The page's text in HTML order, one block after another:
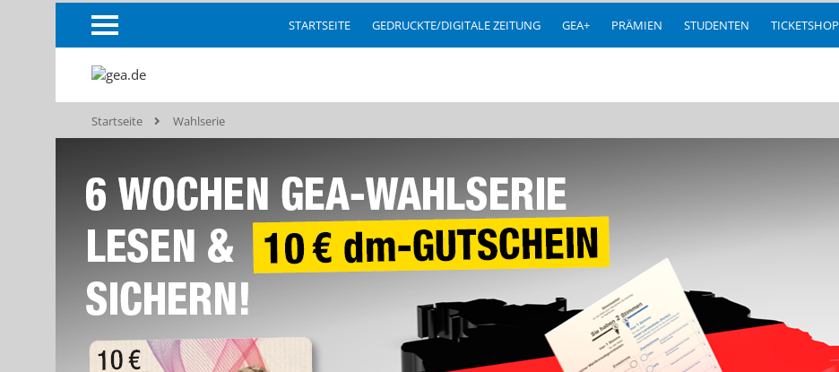
STARTSEITE GEDRUCKTE/DIGITALE ZEITUNG GEA+ PRÄMIEN STUDENTEN TICKETSHOP
Startseite Wahlserie